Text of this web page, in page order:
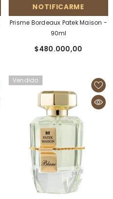
NOTIFICARME
Prisme Bordeaux Patek Maison -
90ml
$480.000,00
Vendido